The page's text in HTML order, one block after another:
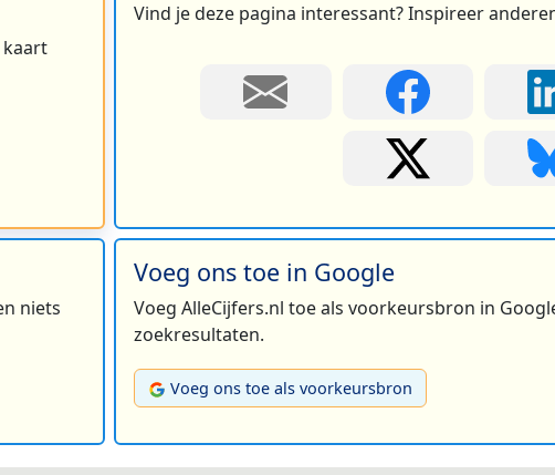
kaart
Vind je deze pagina interessant? Inspireer
niets
Voeg ons toe in Google
Voeg AlleCijfers.nl toe als voorkeursbron in
zoekresultaten.
Voeg ons toe als voorkeursbron